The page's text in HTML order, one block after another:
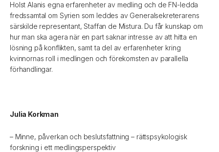
Holst Alanis egna erfarenheter av medling och de FN-ledda
fredssamtal om Syrien som leddes av Generalsekreterarens
särskilde representant, Staffan de Mistura. Du får kunskap om
hur man ska agera när en part saknar intresse av att hitta en
lösning på konflikten, samt ta del av erfarenheter kring
kvinnornas roll i medlingen och förekomsten av parallella
förhandlingar.
Julia Korkman
– Minne, påverkan och beslutsfattning – rättspsykologisk
forskning i ett medlingsperspektiv